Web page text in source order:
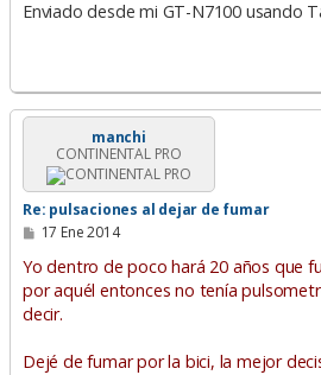
Enviado desde mi GT-N7100 usando
manchi
CONTINENTAL PRO
Re: pulsaciones al dejar de fumar
M
n
a
j
17 Ene 2014
Yo dentro de poco hará 20 años que
por aquél entonces no tenía
decir.
Dejé de fumar por la bici, la mejor